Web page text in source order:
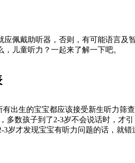
应佩戴助听器，否则，有可能语言
儿童听力？一起来了解一下吧。
出生的宝宝都应该接受新生听力筛
多数孩子到了2-3岁不会说话时，才
岁才发现宝宝有听力问题的话，就